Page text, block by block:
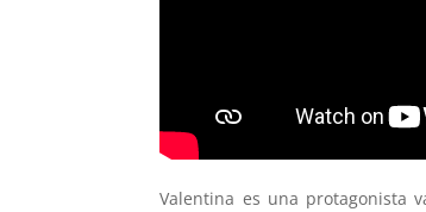
Valentina es una protagonista